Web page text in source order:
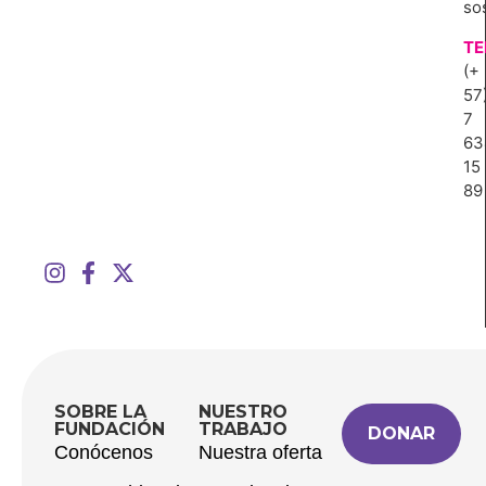
(+
7
15
89
SOBRE LA
FUNDACIÓN
Conócenos
NUESTRO
TRABAJO
Nuestra oferta
DONAR